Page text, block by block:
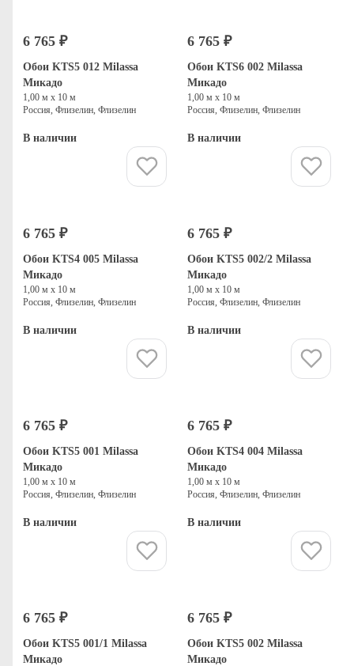
6 765 ₽
Обои KTS5 012 Milassa
Микадо
1,00 м х 10 м
Россия, Флизелин, Флизелин
В наличии
6 765 ₽
Обои KTS6 002 Milassa
Микадо
1,00 м х 10 м
Россия, Флизелин, Флизелин
В наличии
6 765 ₽
Обои KTS4 005 Milassa
Микадо
1,00 м х 10 м
Россия, Флизелин, Флизелин
В наличии
6 765 ₽
Обои KTS5 002/2 Milassa
Микадо
1,00 м х 10 м
Россия, Флизелин, Флизелин
В наличии
6 765 ₽
Обои KTS5 001 Milassa
Микадо
1,00 м х 10 м
Россия, Флизелин, Флизелин
В наличии
6 765 ₽
Обои KTS4 004 Milassa
Микадо
1,00 м х 10 м
Россия, Флизелин, Флизелин
В наличии
6 765 ₽
Обои KTS5 001/1 Milassa
Микадо
6 765 ₽
Обои KTS5 002 Milassa
Микадо